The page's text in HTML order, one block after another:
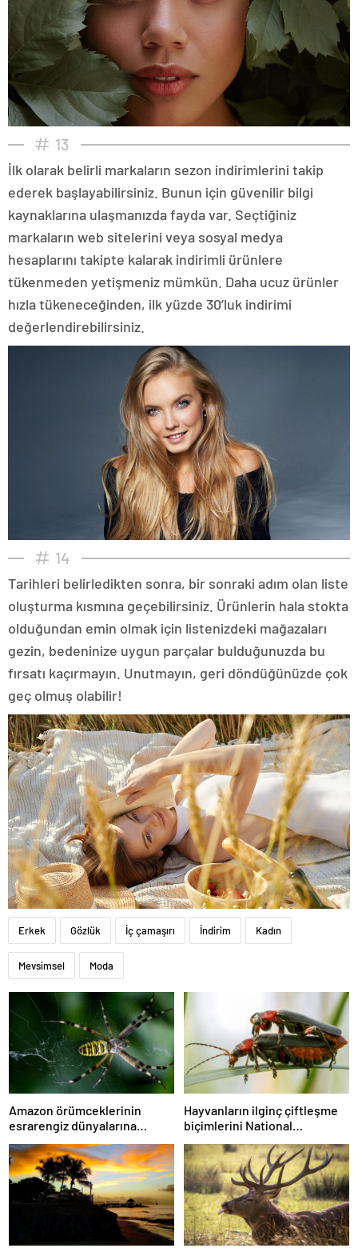
13
İlk olarak belirli markaların sezon indirimlerini takip
ederek başlayabilirsiniz. Bunun için güvenilir bilgi
kaynaklarına ulaşmanızda fayda var. Seçtiğiniz
markaların web sitelerini veya sosyal medya
hesaplarını takipte kalarak indirimli ürünlere
tükenmeden yetişmeniz mümkün. Daha ucuz ürünler
hızla tükeneceğinden, ilk yüzde 30’luk indirimi
değerlendirebilirsiniz.
14
Tarihleri belirledikten sonra, bir sonraki adım olan liste
oluşturma kısmına geçebilirsiniz. Ürünlerin hala stokta
olduğundan emin olmak için listenizdeki mağazaları
gezin, bedeninize uygun parçalar bulduğunuzda bu
fırsatı kaçırmayın. Unutmayın, geri döndüğünüzde çok
geç olmuş olabilir!
Erkek Gözlük İç çamaşırı İndirim Kadın
Mevsimsel Moda
Amazon örümceklerinin
esrarengiz dünyalarına
gitmeye hazır olun.
Hayvanların ilginç çiftleşme
biçimlerini National
Geographic görüntüledi.